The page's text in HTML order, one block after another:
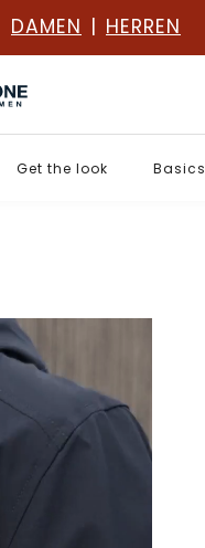
DAMEN | HERREN
Get the look Basics